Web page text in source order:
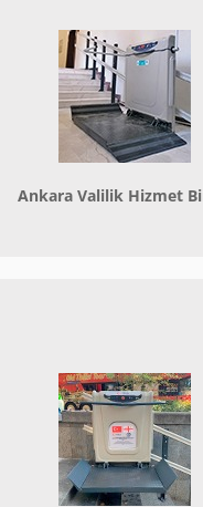
Ankara Valilik Hizmet